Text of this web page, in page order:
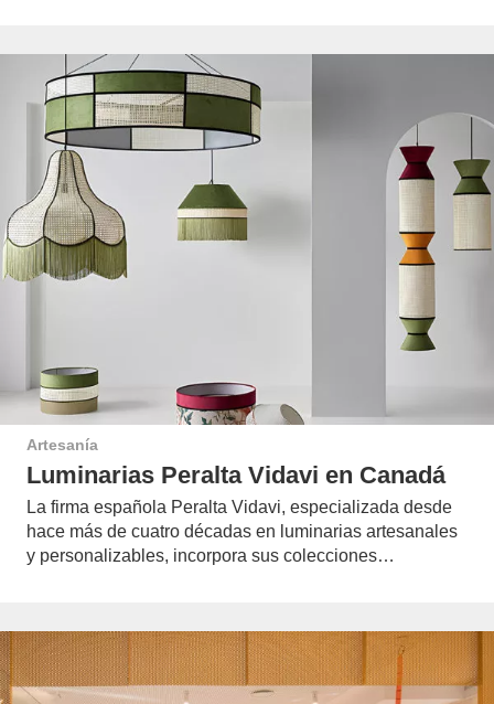
Artesanía
Luminarias Peralta Vidavi en Canadá
La firma española Peralta Vidavi, especializada desde
hace más de cuatro décadas en luminarias artesanales
y personalizables, incorpora sus colecciones…